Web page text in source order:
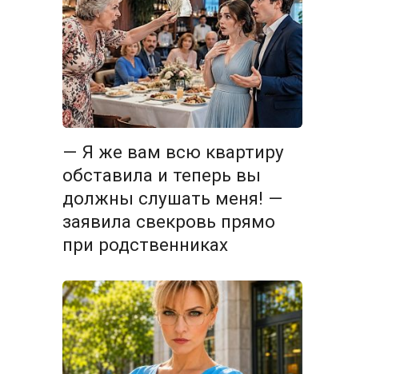
— Я же вам всю квартиру
обставила и теперь вы
должны слушать меня! —
заявила свекровь прямо
при родственниках